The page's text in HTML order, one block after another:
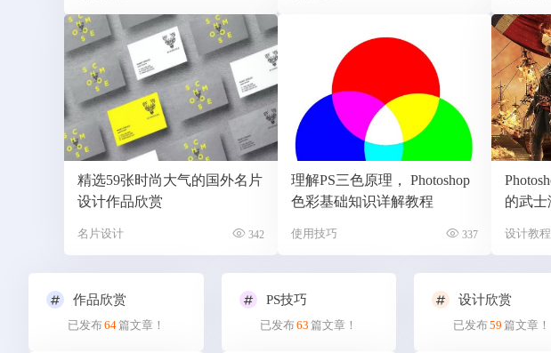
精选59张时尚大气的国外名片
设计作品欣赏
名片设计 342
理解PS三色原理， Photoshop
色彩基础知识详解教程
使用技巧 337
的武士
设计教程
作品欣赏
已发布64篇文章！
PS技巧
已发布63 篇文章！
设计欣赏
已发布59 篇文章！